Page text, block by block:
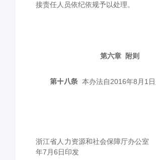
接责任人员依纪依规予以处理。
第六章 附则
第十八条 本办法自2016年8月 1
浙江省人力资源和社会保障厅办公室
年7月6日印发